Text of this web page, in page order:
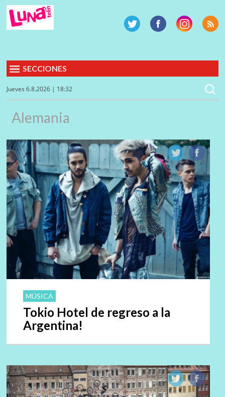
SECCIONES
Jueves 6.8.2026 | 18:32
Alemania
MÚSICA
Tokio Hotel de regreso a la
Argentina!